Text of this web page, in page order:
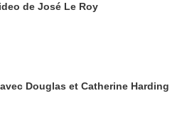
de José Le Roy
Douglas et Catherine Harding